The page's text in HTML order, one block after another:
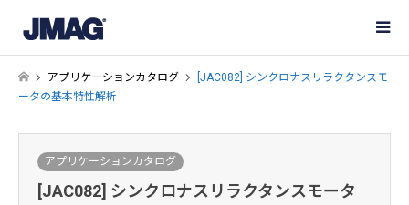
アプリケーションカタログ
[JAC082] シンクロナスリラクタンスモ
ータの基本特性解析
アプリケーションカタログ
[JAC082] シンクロナスリラクタンスモータ